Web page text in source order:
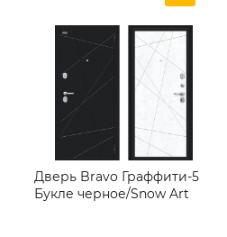
Дверь Bravo Граффити-5
Букле черное/Snow Art